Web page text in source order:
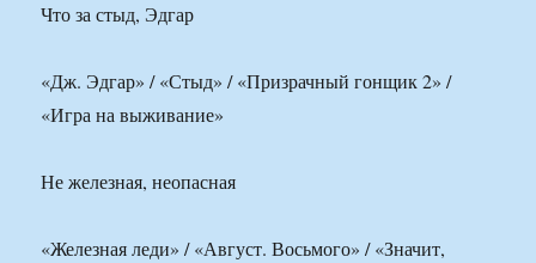
Что за стыд, Эдгар
«Дж. Эдгар» / «Стыд» / «Призрачный гонщик 2» /
«Игра на выживание»
Не железная, неопасная
«Железная леди» / «Август. Восьмого» / «Значит,